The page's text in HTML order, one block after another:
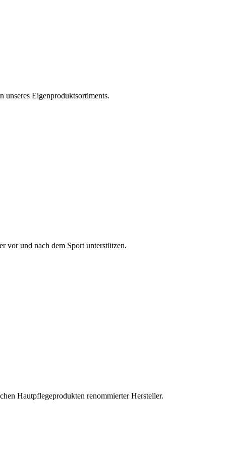
Eigenproduktsortiments.
vor und nach dem Sport unterstützen.
Hautpflegeprodukten renommierter Hersteller.